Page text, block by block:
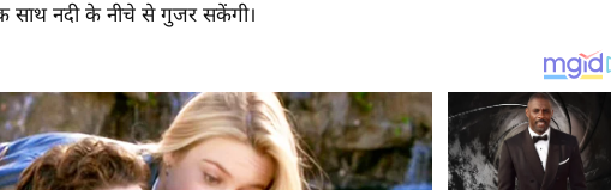
साथ नदी के नीचे से गुजर सकेंगी।